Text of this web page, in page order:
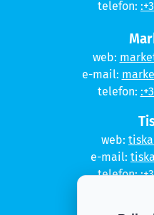
telefon:
web:
e-mail:
telefon:
web:
e-mail:
telefon: